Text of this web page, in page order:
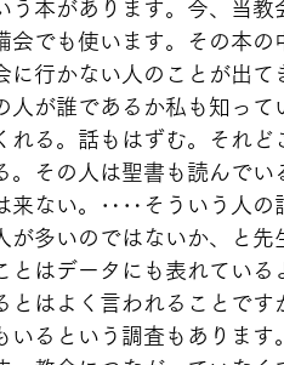
う本があります。今、当
会でも使います。その本
に行かない人のことが出
人が誰であるか私も知っ
れる。話もはずむ。それ
。その人は聖書も読んで
来ない。‥‥そういう人の
が多いのではないか、と先
はデータにも表れている
とはよく言われることで
いるという調査もありま